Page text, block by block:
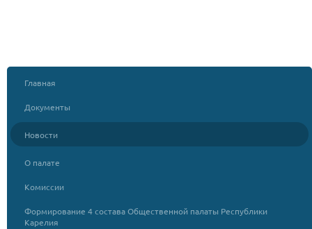
Главная
Документы
Новости
О палате
Комиссии
Формирование 4 состава Общественной палаты Республики
Карелия